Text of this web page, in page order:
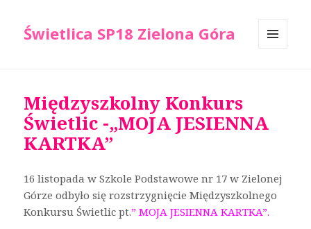
Świetlica SP18 Zielona Góra
Międzyszkolny Konkurs
Świetlic -„MOJA JESIENNA
KARTKA”
16 listopada w Szkole Podstawowe nr 17 w Zielonej
Górze odbyło się rozstrzygnięcie Międzyszkolnego
Konkursu Świetlic pt.” MOJA JESIENNA KARTKA”.